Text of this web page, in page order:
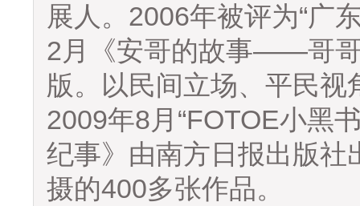
展人。2006年被评为“广
2月《安哥的故事——哥
版。以民间立场、平民
2009年8月“FOTOE小黑
纪事》由南方日报出版
摄的400多张作品。